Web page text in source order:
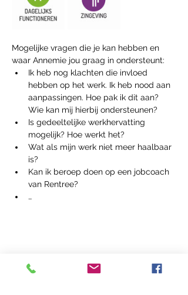
Mogelijke vragen die je kan hebben en
waar Annemie jou graag in ondersteunt:
Ik heb nog klachten die invloed
hebben op het werk. Ik heb nood aan
aanpassingen. Hoe pak ik dit aan?
Wie kan mij hierbij ondersteunen?
Is gedeeltelijke werkhervatting
mogelijk? Hoe werkt het?
Wat als mijn werk niet meer haalbaar
is?
Kan ik beroep doen op een jobcoach
van Rentree?
…
Deel dit Event